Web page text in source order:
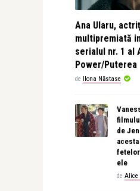
Ana Ularu,
multipremiată
serialul nr. 1 al
Power/Puterea
de Ilona Năstase
de
ele
de Alice